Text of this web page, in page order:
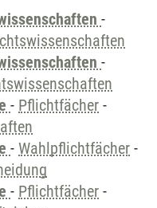
-
-
- Pflichtfächer -
- Wahlpflichtfächer -
- Pflichtfächer -